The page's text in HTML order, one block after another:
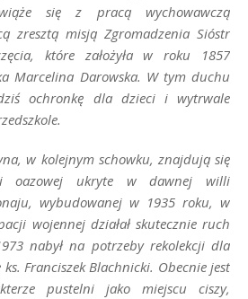
się z pracą wychowawczą
zresztą misją Zgromadzenia Sióstr
które założyła w roku 1857
Marcelina Darowska. W tym duchu
ochronkę dla dzieci i wytrwale
w kolejnym schowku, znajdują się
oazowej ukryte w dawnej willi
wybudowanej w 1935 roku, w
wojennej działał skutecznie ruch
nabył na potrzeby rekolekcji dla
ks. Franciszek Blachnicki. Obecnie jest
pustelni jako miejscu ciszy,